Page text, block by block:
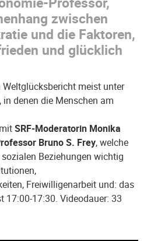
zwischen
und die Faktoren,
und glücklich
meist unter
denen die Menschen am
SRF-Moderatorin Monika
Bruno S. Frey, welche
Beziehungen wichtig
Freiwilligenarbeit und: das
17:00-17:30. Videodauer: 33